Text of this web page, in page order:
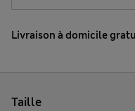
Livraison à domicile
Taille